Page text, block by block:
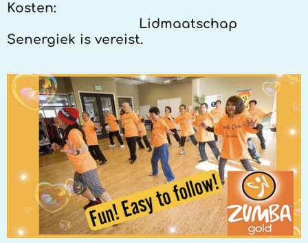
Kosten:
Lidmaatschap
Senergiek is vereist.